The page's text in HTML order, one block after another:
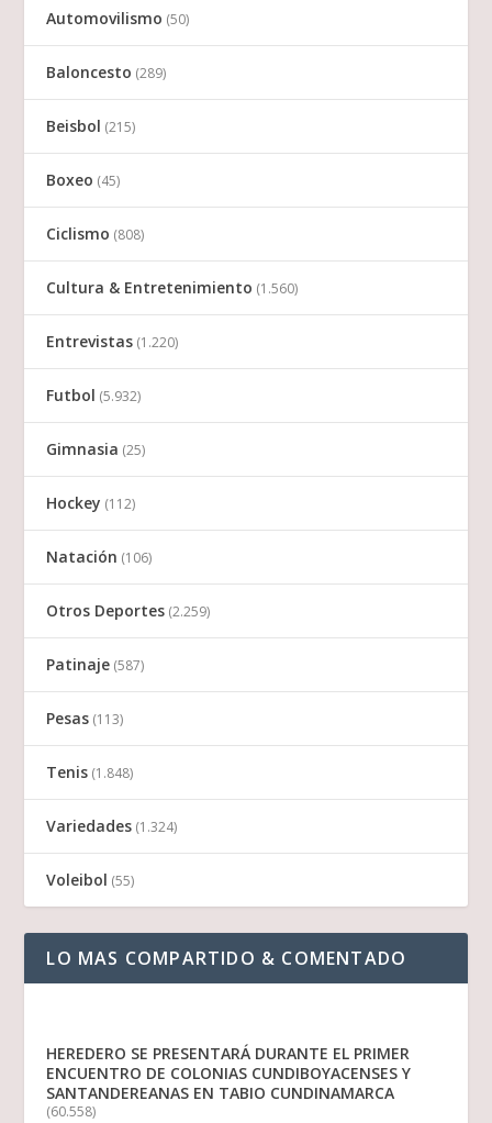
Automovilismo (50)
Baloncesto (289)
Beisbol (215)
Boxeo (45)
Ciclismo (808)
Cultura & Entretenimiento (1.560)
Entrevistas (1.220)
Futbol (5.932)
Gimnasia (25)
Hockey (112)
Natación (106)
Otros Deportes (2.259)
Patinaje (587)
Pesas (113)
Tenis (1.848)
Variedades (1.324)
Voleibol (55)
LO MAS COMPARTIDO & COMENTADO
HEREDERO SE PRESENTARÁ DURANTE EL PRIMER
ENCUENTRO DE COLONIAS CUNDIBOYACENSES Y
SANTANDEREANAS EN TABIO CUNDINAMARCA
(60.558)